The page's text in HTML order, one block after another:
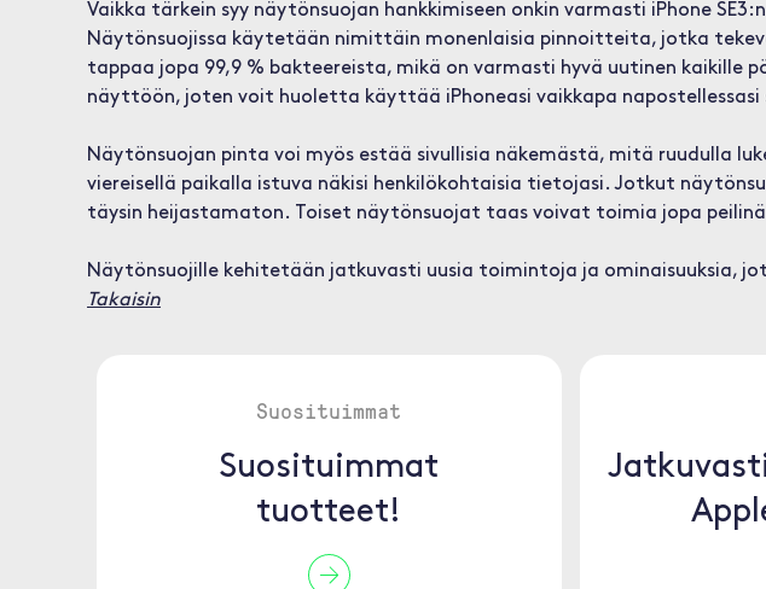
Vaikka tärkein syy näytönsuojan hankkimiseen onkin varmasti iPhone
Näytönsuojissa käytetään nimittäin monenlaisia pinnoitteita, jotka
tappaa jopa 99,9 % bakteereista, mikä on varmasti hyvä uutinen
näyttöön, joten voit huoletta käyttää iPhoneasi vaikkapa napostellessasi
Näytönsuojan pinta voi myös estää sivullisia näkemästä, mitä ruudulla
viereisellä paikalla istuva näkisi henkilökohtaisia tietojasi. Jotkut
täysin heijastamaton. Toiset näytönsuojat taas voivat toimia jopa
Näytönsuojille kehitetään jatkuvasti uusia toimintoja ja ominaisuuksia,
Takaisin
Suosituimmat
Suosituimmat
tuotteet!